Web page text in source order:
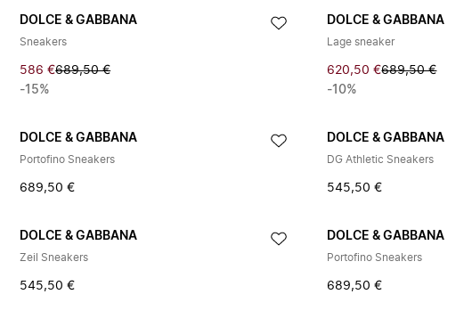
DOLCE & GABBANA
Sneakers
586 €689,50 €
-15%
DOLCE & GABBANA
Lage sneaker
620,50 €689,50 €
-10%
DOLCE & GABBANA
Portofino Sneakers
689,50 €
DOLCE & GABBANA
DG Athletic Sneakers
545,50 €
DOLCE & GABBANA
Zeil Sneakers
545,50 €
DOLCE & GABBANA
Portofino Sneakers
689,50 €